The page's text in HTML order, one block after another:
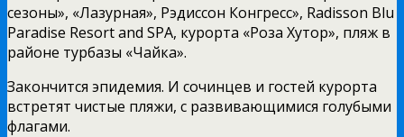
сезоны», «Лазурная», Рэдиссон Конгресс», Radisson Blu
Paradise Resort and SPA, курорта «Роза Хутор», пляж в
районе турбазы «Чайка».
Закончится эпидемия. И сочинцев и гостей курорта
встретят чистые пляжи, с развивающимися голубыми
флагами.